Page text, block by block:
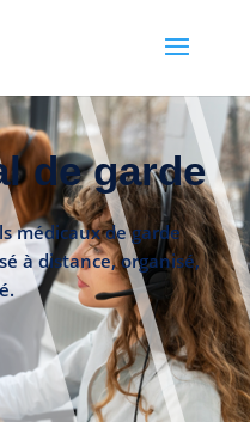
de garde
médicaux de garde
à distance, organisé,